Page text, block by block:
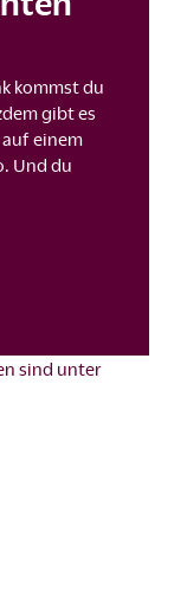
kommst du
gibt es
einem
Und du
sind unter